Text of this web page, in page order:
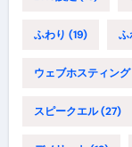
ふわり (19) ふ
ウェブホスティング
スピークエル(27)